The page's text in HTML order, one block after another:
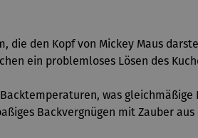
die den Kopf von Mickey Maus
ein problemloses Lösen des
was
Backvergnügen mit Zauber